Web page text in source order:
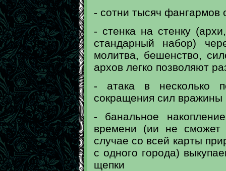
- сотни тысяч фангармов
- стенка на стенку
стандарный набор)
молитва, бешенство,
архов легко позволяют
- атака в несколько
сокращения сил вражины
- банальное
времени (ии не
случае со всей карты
с одного города)
щепки